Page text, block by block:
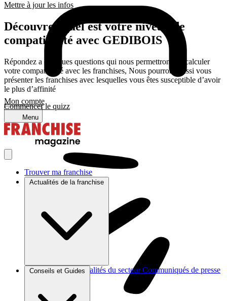
Mon compte
Menu
Trouver ma franchise
Actualités de la franchise
Brèves et actus Actualités du secteur Communiqués de presse
Conseils et Guides
Mettre à jour les infos
Découvrez quel est votre niveau de
compatibilité avec GEDIBOIS
Répondez a quelques questions qui nous permettrons de calculer
votre compatibilité avec les franchises, Nous pourrons aussi vous
présenter les franchises avec lesquelles vous êtes susceptible d’avoir
le plus d’affinité
Commencer le quizz